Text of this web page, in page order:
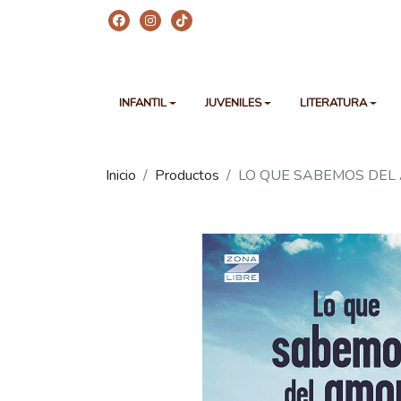
INFANTIL JUVENILES LITERATURA
Inicio Productos LO QUE SABEMOS